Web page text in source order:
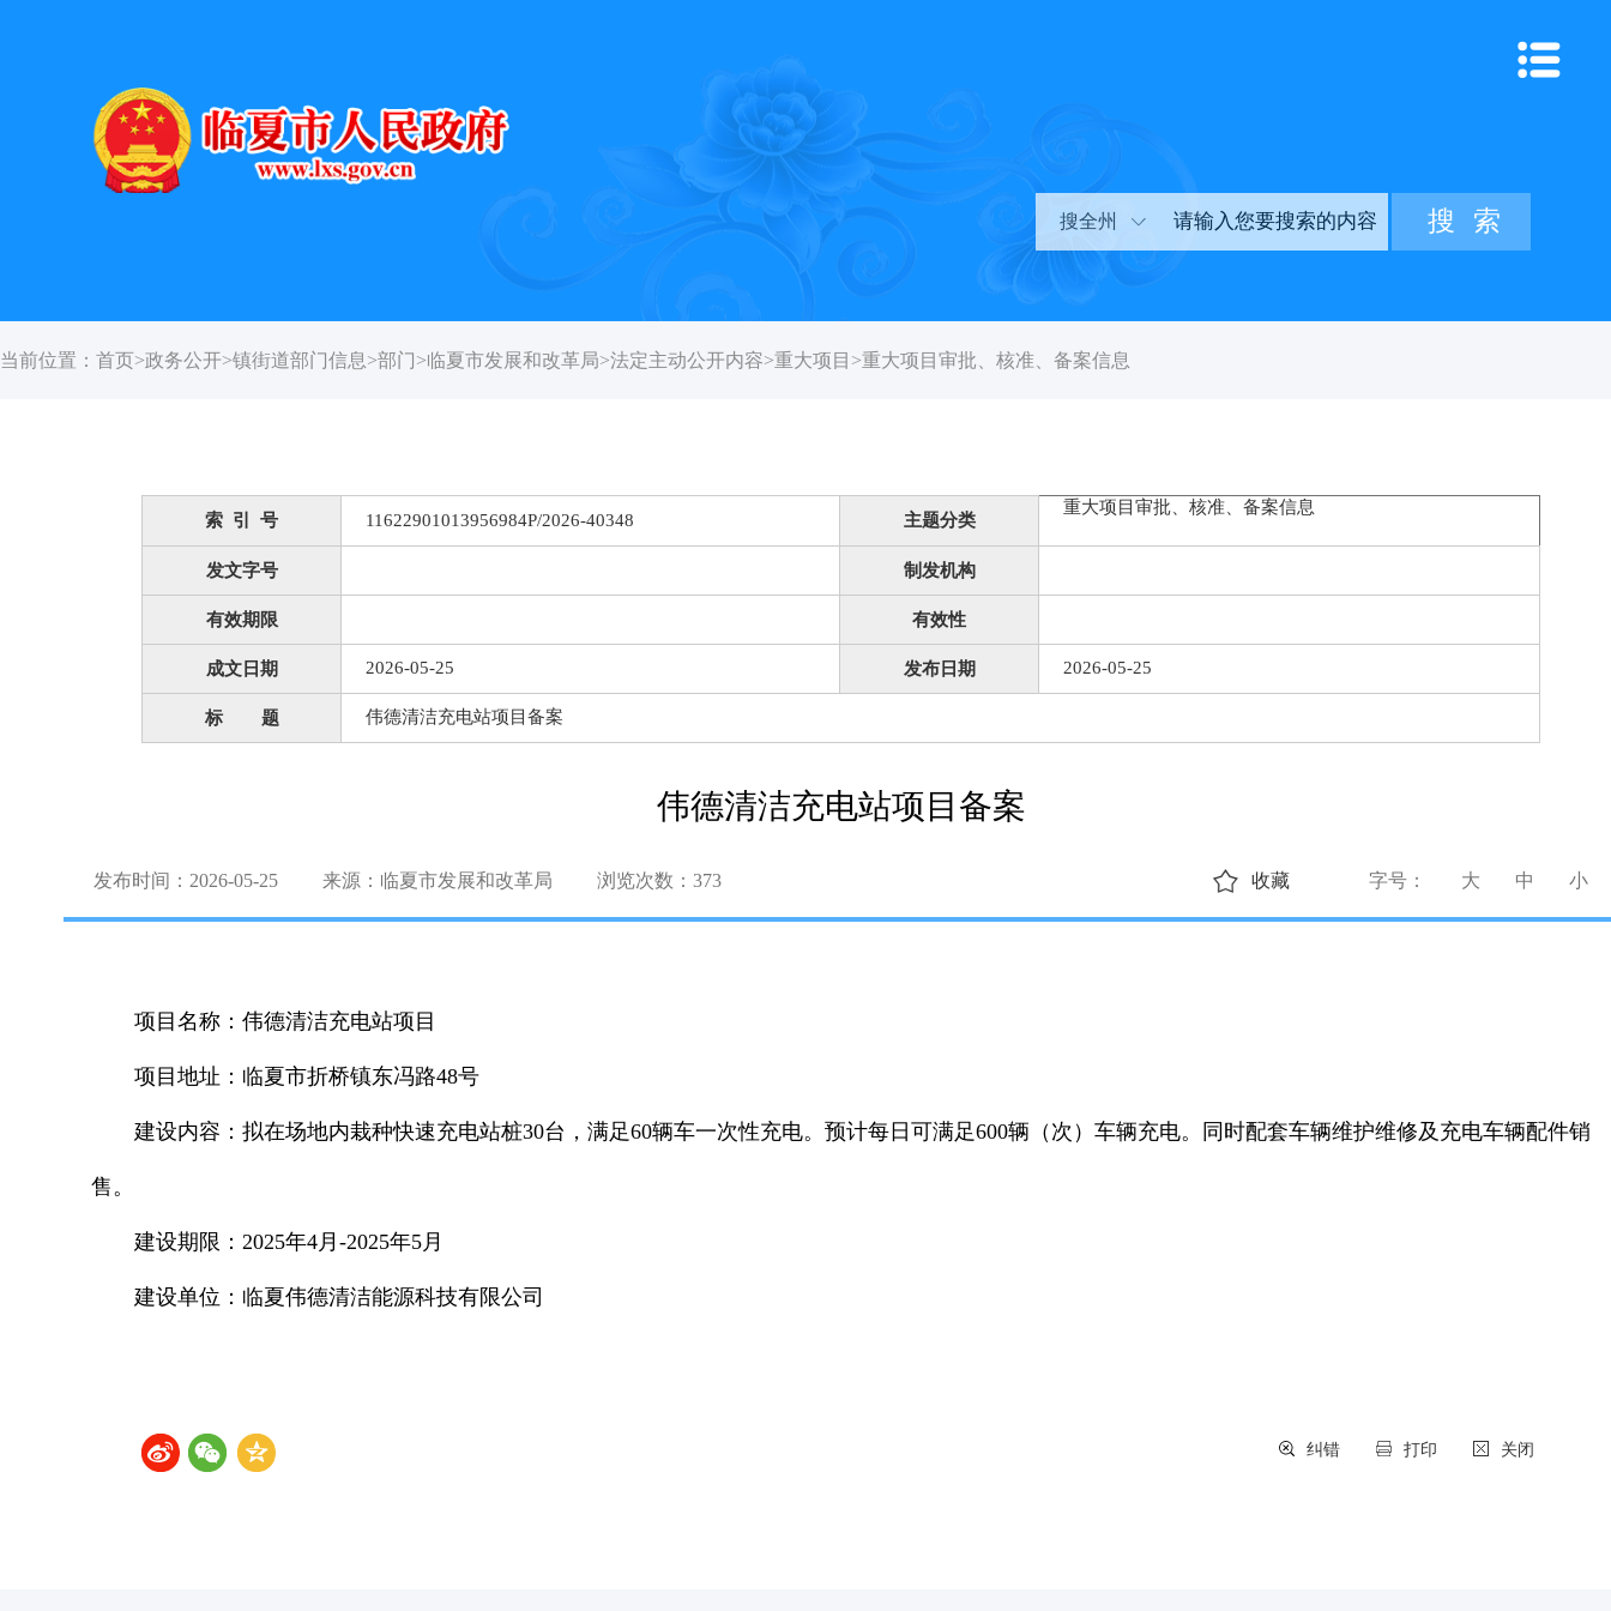
搜全州
当前位置： 首页>政务公开>镇街道部门信息>部门>临夏市发展和改革局>法定主动公开内容>重大项目 >重大项目审批、核准、备案信息
索 引 号 11622901013956984P/2026-40348 主题分类
重大项目审批、核准、备案信息
发文字号 制发机构
有效期限 有效性
成文日期 2026-05-25 发布日期 2026-05-25
标 题 伟德清洁充电站项目备案
伟德清洁充电站项目备案
发布时间：2026-05-25 来源：临夏市发展和改革局 浏览次数： 373 字号： 大 中 小
收藏
项目名称：伟德清洁充电站项目
项目地址： 临夏市折桥镇东冯路48号
建设内容：拟在场地内栽种快速充电站桩30台，满足60辆车一次性充电。预计每日可满足600辆（次）车辆充电。同时配套车辆维护维修及充电车辆配件销
售。
建设期限：2025年4月-2025年5月
建设单位：临夏伟德清洁能源科技有限公司
关闭
打印
纠错